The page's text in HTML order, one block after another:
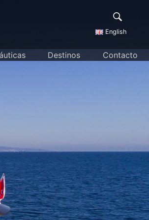
English
Destinos Contacto